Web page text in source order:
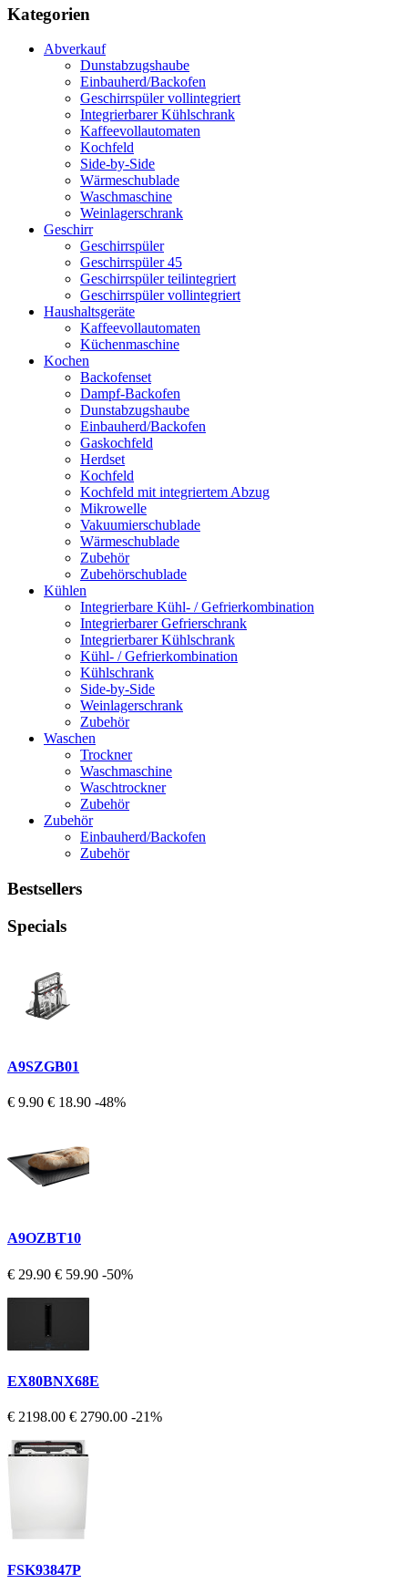
Kategorien
Abverkauf
Dunstabzugshaube
Einbauherd/Backofen
Geschirrspüler vollintegriert
Integrierbarer Kühlschrank
Kaffeevollautomaten
Kochfeld
Side-by-Side
Wärmeschublade
Waschmaschine
Weinlagerschrank
Geschirr
Geschirrspüler
Geschirrspüler 45
Geschirrspüler teilintegriert
Geschirrspüler vollintegriert
Haushaltsgeräte
Kaffeevollautomaten
Küchenmaschine
Kochen
Backofenset
Dampf-Backofen
Dunstabzugshaube
Einbauherd/Backofen
Gaskochfeld
Herdset
Kochfeld
Kochfeld mit integriertem Abzug
Mikrowelle
Vakuumierschublade
Wärmeschublade
Zubehör
Zubehörschublade
Kühlen
Integrierbare Kühl- / Gefrierkombination
Integrierbarer Gefrierschrank
Integrierbarer Kühlschrank
Kühl- / Gefrierkombination
Kühlschrank
Side-by-Side
Weinlagerschrank
Zubehör
Waschen
Trockner
Waschmaschine
Waschtrockner
Zubehör
Zubehör
Einbauherd/Backofen
Zubehör
Bestsellers
Specials
A9SZGB01
€ 9.90 € 18.90 -48%
A9OZBT10
€ 29.90 € 59.90 -50%
EX80BNX68E
€ 2198.00 € 2790.00 -21%
FSK93847P